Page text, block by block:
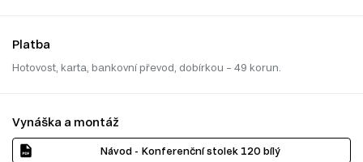
Platba
Hotovost, karta, bankovní převod, dobírkou – 49 korun.
Vynáška a montáž
Návod - Konferenční stolek 120 bílý